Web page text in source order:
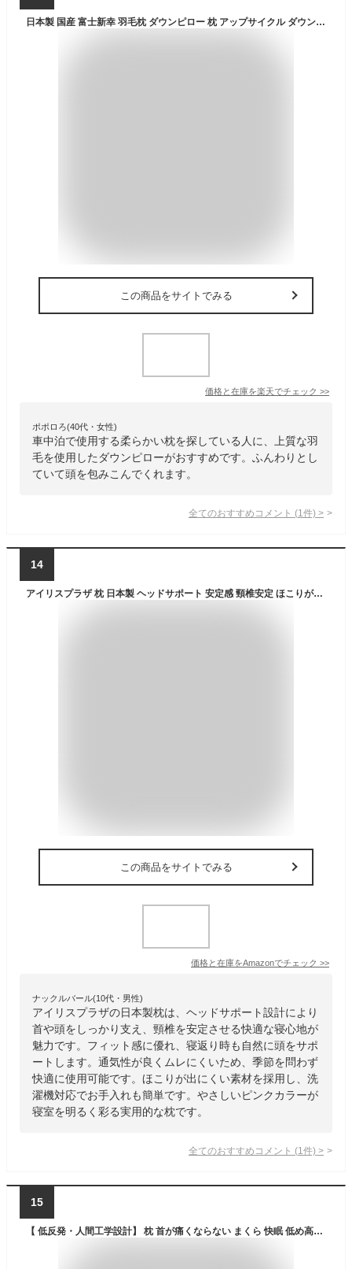
日本製 国産 富士新幸 羽毛枕 ダウンピロー 枕 アップサイクル ダウン 50% M 43x63cm L 50x70cm 羽根枕 ダウン 枕 やわらかまくら 柔らかい枕 睡眠 寝具 羽毛 まくら 柔らかい 安眠枕 マクラ 快眠枕 日本製 国産 上質 高品質 清潔 防ダニ やわらかい ポイ活 ポイント
この商品をサイトでみる
価格と在庫を楽天でチェック >>
ポポロろ(40代・女性)
車中泊で使用する柔らかい枕を探している人に、上質な羽
毛を使用したダウンピローがおすすめです。ふんわりとし
ていて頭を包みこんでくれます。
全てのおすすめコメント (1 件) >
14
アイリスプラザ 枕 日本製 ヘッドサポート 安定感 頸椎安定 ほこりが出にくい フィット感 通気性 フィット感 洗濯機対応 ムレにくい Sサイズ ピンク
この商品をサイトでみる
価格と在庫をAmazonでチェック >>
ナックルバール(10代・男性)
アイリスプラザの日本製枕は、ヘッドサポート設計により
首や頭をしっかり支え、頸椎を安定させる快適な寝心地が
魅力です。フィット感に優れ、寝返り時も自然に頭をサポ
ートします。通気性が良くムレにくいため、季節を問わず
快適に使用可能です。ほこりが出にくい素材を採用し、洗
濯機対応でお手入れも簡単です。やさしいピンクカラーが
寝室を明るく彩る実用的な枕です。
全てのおすすめコメント (1 件) >
15
【 低反発・人間工学設計】 枕 首が痛くならない まくら 快眠 低め高め選択可能 Pillow 安眠枕 低反発枕 冷感カバー付き 仰向け寝 誕生日 母の日 父の日 ギフト プレゼント 56*28*5.5/10.5cm